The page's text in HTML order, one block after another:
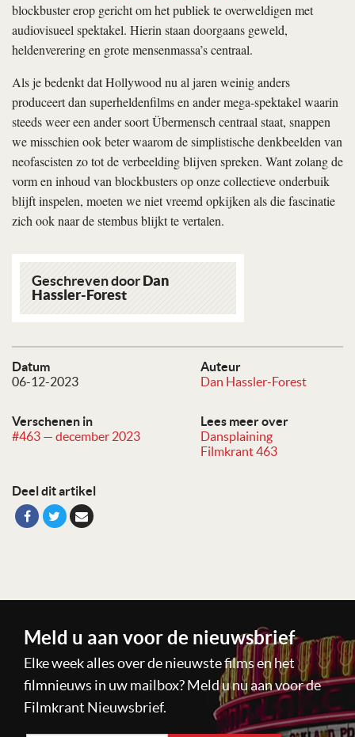
Datum
06-12-2023
Auteur
Dan Hassler-Forest
Verschenen in
#463 — december 2023
Lees meer over
Dansplaining
Filmkrant 463
Deel dit artikel
blockbuster erop gericht om het publiek te overweldigen met
audiovisueel spektakel. Hierin staan doorgaans geweld,
heldenverering en grote mensenmassa’s centraal.
Als je bedenkt dat Hollywood nu al jaren weinig anders
produceert dan superheldenfilms en ander mega-spektakel waarin
steeds weer een ander soort Übermensch centraal staat, snappen
we misschien ook beter waarom de simplistische denkbeelden van
neofascisten zo tot de verbeelding blijven spreken. Want zolang de
vorm en inhoud van blockbusters op onze collectieve onderbuik
blijft inspelen, moeten we niet vreemd opkijken als die fascinatie
zich ook naar de stembus blijkt te vertalen.
Geschreven doorDan
Hassler-Forest
Meld u aan voor de nieuwsbrief
Elke week alles over de nieuwste films en het
filmnieuws in uw mailbox? Meld u nu aan voor de
Filmkrant Nieuwsbrief.